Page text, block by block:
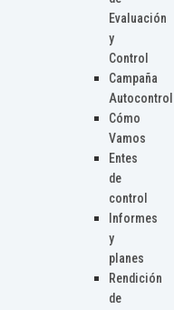
Evaluación
y
Control
Campaña
Autocontrol
Cómo
Vamos
Entes
de
control
Informes
y
planes
Rendición
de